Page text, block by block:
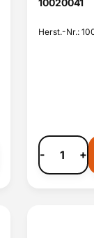
10020041
Herst.-Nr.:
- +